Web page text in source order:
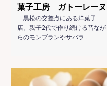
菓子工房 ガトーレーヌ
黒松の交差点にある洋菓子
店。親子2代で作り続ける昔なが
らのモンブランやサバラ…